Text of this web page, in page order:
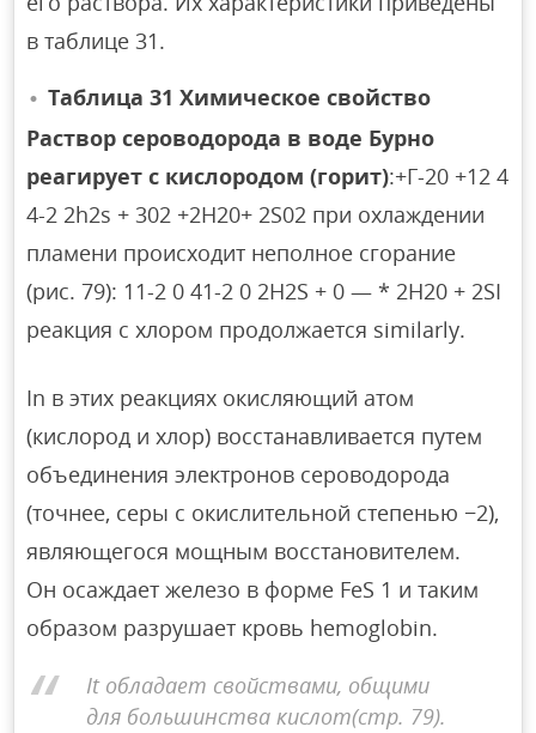
в таблице 31.
Таблица 31 Химическое свойство
Раствор сероводорода в воде Бурно
реагирует с кислородом (горит):+Г-20 +12 4
4-2 2h2s + 302 +2Н20+ 2S02 при охлаждении
пламени происходит неполное сгорание
(рис. 79): 11-2 0 41-2 0 2H2S + 0 — * 2H20 + 2SI
реакция с хлором продолжается similarly.
In в этих реакциях окисляющий атом
(кислород и хлор) восстанавливается путем
объединения электронов сероводорода
(точнее, серы с окислительной степенью −2),
являющегося мощным восстановителем.
Он осаждает железо в форме FeS 1 и таким
образом разрушает кровь hemoglobin.
It обладает свойствами, общими
для большинства кислот(стр. 79).